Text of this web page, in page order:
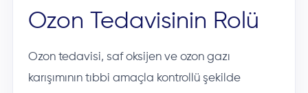
Ozon Tedavisinin Rolü
Ozon tedavisi, saf oksijen ve ozon gazı
karışımının tıbbi amaçla kontrollü şekilde